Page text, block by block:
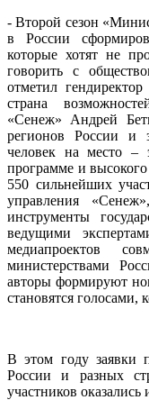
- Второй сезон
в России
которые хотят не
говорить с
отметил
страна
«Сенеж» Андрей
регионов России и
человек на место –
программе и
550 сильнейших
управления
инструменты
ведущими
медиапроектов
министерствами
авторы формируют
становятся голосами,
В этом году заявки
России и разных
участников